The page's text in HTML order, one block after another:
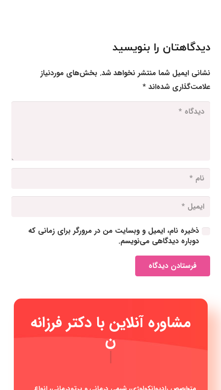
دیدگاهتان را بنویسید
نشانی ایمیل شما منتشر نخواهد شد. بخش‌های موردنیاز
علامت‌گذاری شده‌اند*
ذخیره نام، ایمیل و وبسایت من در مرورگر برای زمانی که
دوباره دیدگاهی می‌نویسم.
فرستادن دیدگاه
مشاوره آنلاین با دکتر|
متخصص رادیوانکولوژی، شیمی درمانی و پرتودرمانی، انواع
سرطان‌ها مشاوره پیشگیری سرطان، مشاوره جهت خانواده فرد